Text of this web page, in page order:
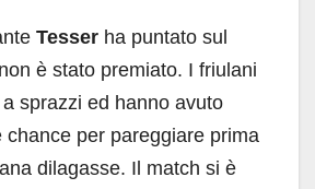
Tesser ha puntato sul
è stato premiato. I friulani
sprazzi ed hanno avuto
chance per pareggiare prima
dilagasse. Il match si è